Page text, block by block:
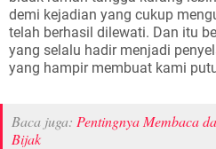
demi kejadian yang cukup
telah berhasil dilewati. Dan itu
yang selalu hadir menjadi
yang hampir membuat kami
Baca juga: Pentingnya Membaca
Bijak